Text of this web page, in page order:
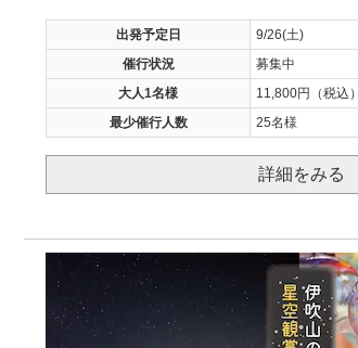
出発予定日
9/26(土)
催行状況
募集中
大人1名様
11,800円（税込）
最少催行人数
25名様
詳細をみる